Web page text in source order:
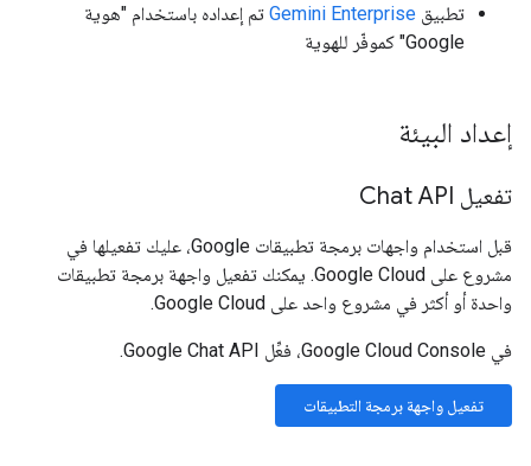
تطبيق Gemini Enterprise تم إعداده باستخدام "هوية
Google" كموفّر للهوية
إعداد البيئة
تفعيل Chat API
قبل استخدام واجهات برمجة تطبيقات Google، عليك تفعيلها في
مشروع على Google Cloud. يمكنك تفعيل واجهة برمجة تطبيقات
واحدة أو أكثر في مشروع واحد على Google Cloud.
في Google Cloud Console، فعِّل Google Chat API.
تفعيل واجهة برمجة التطبيقات